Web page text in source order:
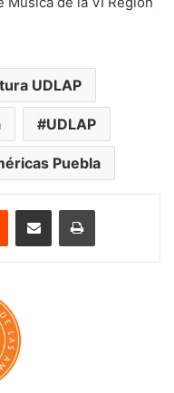
UDLAP
UDLAP
Puebla
Reddit Share via Email Print